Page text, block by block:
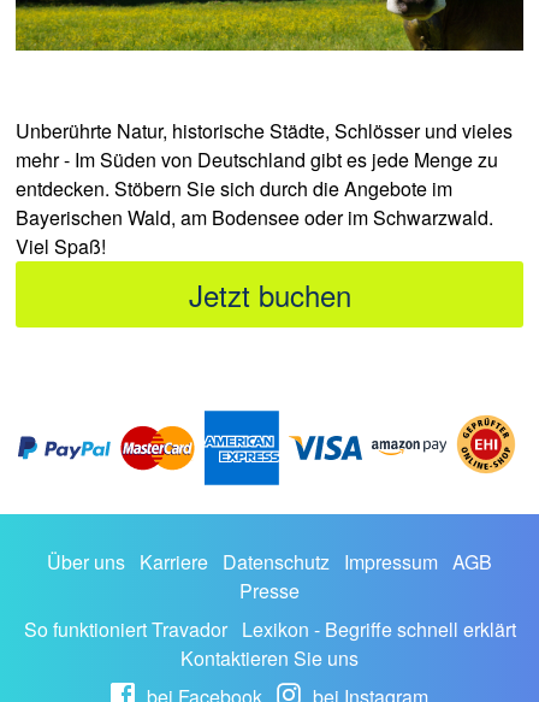
Unberührte Natur, historische Städte, Schlösser und vieles
mehr - Im Süden von Deutschland gibt es jede Menge zu
entdecken. Stöbern Sie sich durch die Angebote im
Bayerischen Wald, am Bodensee oder im Schwarzwald.
Viel Spaß!
Jetzt buchen
Über uns Karriere Datenschutz Impressum AGB
Presse
So funktioniert Travador Lexikon - Begriffe schnell erklärt
Kontaktieren Sie uns